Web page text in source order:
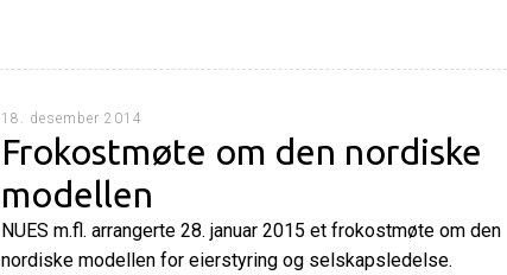
18. desember 2014
Frokostmøte om den nordiske
modellen
NUES m.fl. arrangerte 28. januar 2015 et frokostmøte om den
nordiske modellen for eierstyring og selskapsledelse.